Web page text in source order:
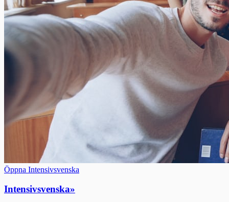
Öppna Intensivsvenska
Intensivsvenska»